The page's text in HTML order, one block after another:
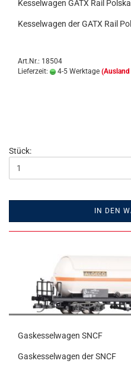
Kesselwagen GATX Rail Polska
Kesselwagen der GATX Rail
Art.Nr.: 18504
Lieferzeit:
4-5 Werktage
Stück:
IN DEN
Gaskesselwagen SNCF
Gaskesselwagen der SNCF